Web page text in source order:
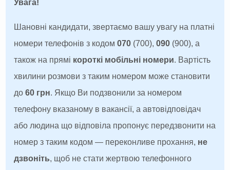
Увага!
Шановні кандидати, звертаємо вашу увагу на платні
номери телефонів з кодом070 (700),090 (900), а
також на прямі короткі мобільні номери. Вартість
хвилини розмови з таким номером може становити
до60 грн. Якщо Ви подзвонили за номером
телефону вказаному в вакансії, а автовідповідач
або людина що відповіла пропонує передзвонити на
номер з таким кодом — переконливе прохання, не
дзвоніть, щоб не стати жертвою телефонного